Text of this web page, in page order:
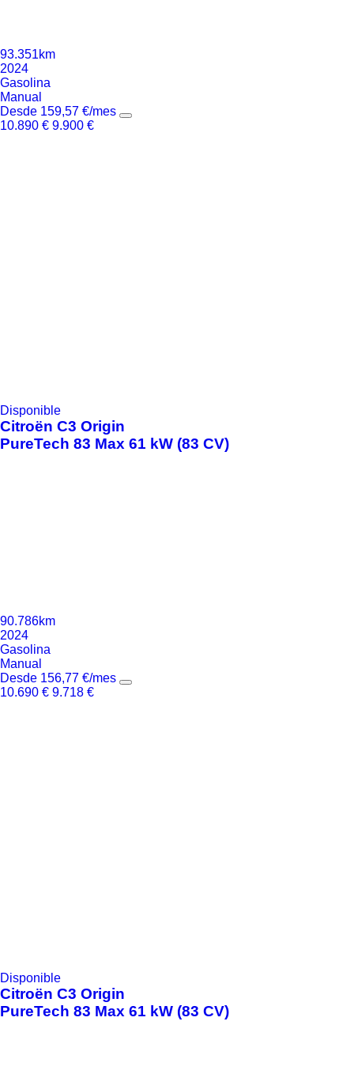
93.351km
2024
Gasolina
Manual
Desde 159,57 €/mes
10.890 € 9.900 €
Disponible
Citroën C3 Origin
PureTech 83 Max 61 kW (83 CV)
90.786km
2024
Gasolina
Manual
Desde 156,77 €/mes
10.690 € 9.718 €
Disponible
Citroën C3 Origin
PureTech 83 Max 61 kW (83 CV)